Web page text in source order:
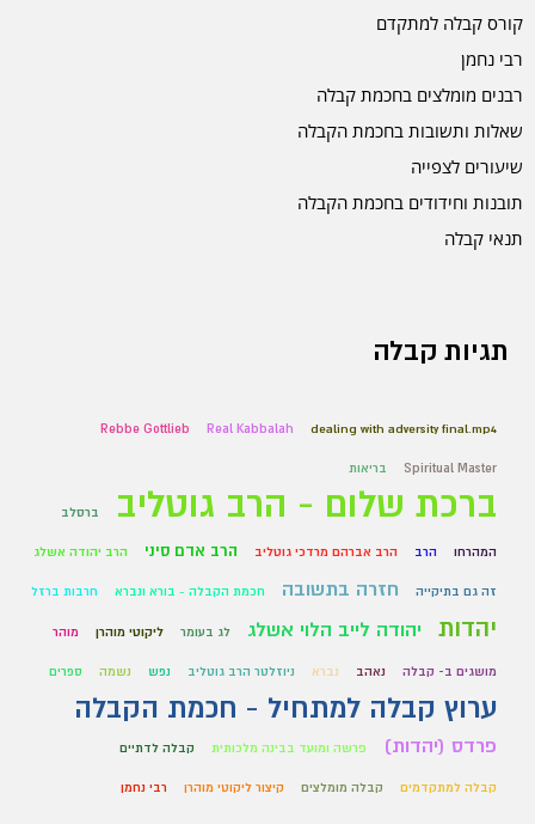
קורס קבלה למתקדם
רבי נחמן
רבנים מומלצים בחכמת קבלה
שאלות ותשובות בחכמת הקבלה
שיעורים לצפייה
תובנות וחידודים בחכמת הקבלה
תנאי קבלה
תגיות קבלה
dealing with adversity final.mp4
Real Kabbalah
Rebbe Gottlieb
Spiritual Master בריאות
ברכת שלום - הרב גוטליב ברסלב
המהרחו הרב הרב אברהם מרדכי גוטליב הרב אדם סיני הרב יהודה אשלג
זה גם בתיקייה חזרה בתשובה חכמת הקבלה - בורא ונברא חרבות ברזל
יהדות יהודה לייב הלוי אשלג לג בעומר ליקוטי מוהרן מוהר
מושגים ב- קבלה נאהב נברא ניוזלטר הרב גוטליב נפש נשמה ספרים
ערוץ קבלה למתחיל - חכמת הקבלה
פרדס (יהדות) פרשה ומועד בבינה מלכותית קבלה לדתיים
קבלה למתקדמים קבלה מומלצים קיצור ליקוטי מוהרן רבי נחמן